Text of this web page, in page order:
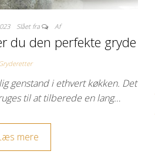
Slået fra Af
du den perfekte gryde
genstand i ethvert køkken. Det
til at tilberede en lang…
mere